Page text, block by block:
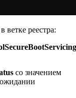
ветке реестра:
со значением